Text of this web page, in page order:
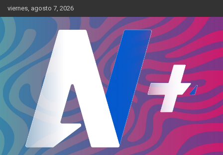
Skip
to
content
viernes, agosto 7, 2026